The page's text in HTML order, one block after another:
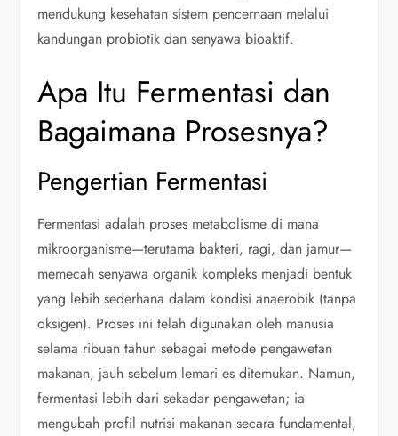
mendukung kesehatan sistem pencernaan melalui
kandungan probiotik dan senyawa bioaktif.
Apa Itu Fermentasi dan
Bagaimana Prosesnya?
Pengertian Fermentasi
Fermentasi adalah proses metabolisme di mana
mikroorganisme—terutama bakteri, ragi, dan jamur—
memecah senyawa organik kompleks menjadi bentuk
yang lebih sederhana dalam kondisi anaerobik (tanpa
oksigen). Proses ini telah digunakan oleh manusia
selama ribuan tahun sebagai metode pengawetan
makanan, jauh sebelum lemari es ditemukan. Namun,
fermentasi lebih dari sekadar pengawetan; ia
mengubah profil nutrisi makanan secara fundamental,